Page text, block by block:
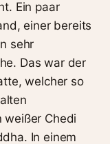
Ein paar
einer bereits
sehr
Das war der
welcher so
weißer Chedi
In einem